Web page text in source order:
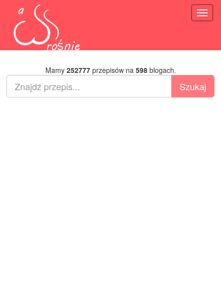
Mamy 252777przepisów na 598blogach.